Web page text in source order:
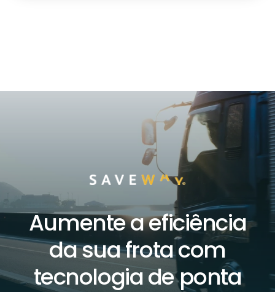
Aumente a eficiência
da sua frota com
tecnologia de ponta